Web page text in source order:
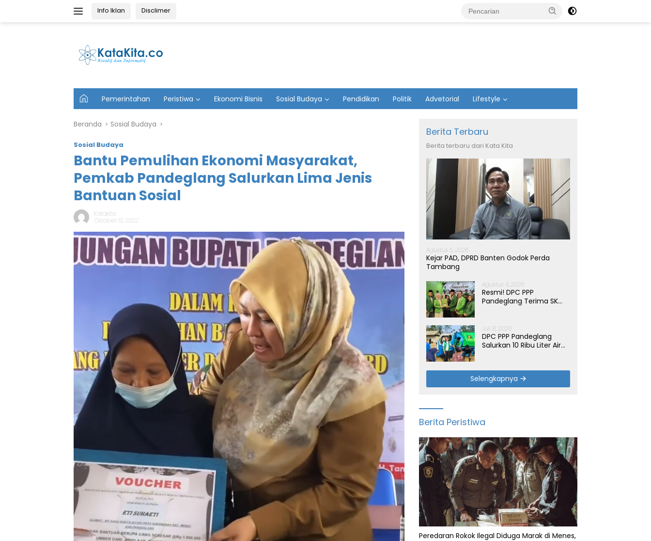
Info Iklan Disclimer
U
t
m
Pemerintahan Peristiwa Ekonomi Bisnis Sosial Budaya Pendidikan Politik Advetorial Lifestyle
Beranda Sosial Budaya
Sosial Budaya
Bantu Pemulihan Ekonomi Masyarakat,
Pemkab Pandeglang Salurkan Lima Jenis
Bantuan Sosial
Katakita
Oktober 10, 2022
Berita Terbaru
Berita terbaru dari Kata Kita
Agustus 5, 2026
Kejar PAD, DPRD Banten Godok Perda
Tambang
Agustus 4, 2026
Resmi! DPC PPP
Pandeglang Terima SK
Juli 31, 2026
DPC PPP Pandeglang
Salurkan 10 Ribu Liter Air
Patia
Selengkapnya
Berita Peristiwa
Peredaran Rokok Ilegal Diduga Marak di Menes,